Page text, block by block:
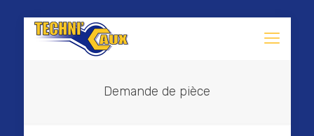
Demande de pièce